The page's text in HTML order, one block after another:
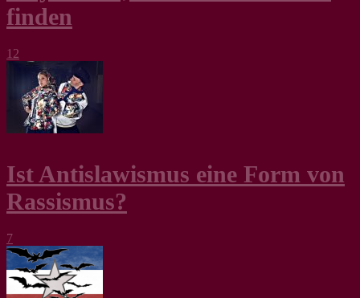
finden
12
Ist Antislawismus eine Form von
Rassismus?
7